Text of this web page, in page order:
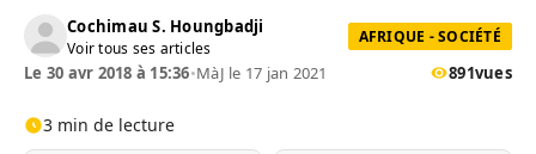
Cochimau S. Houngbadji
Voir tous ses articles
AFRIQUE - SOCIÉTÉ
Le 30 avr 2018 à 15:36•MàJ le 17 jan 2021 891vues
3 min de lecture